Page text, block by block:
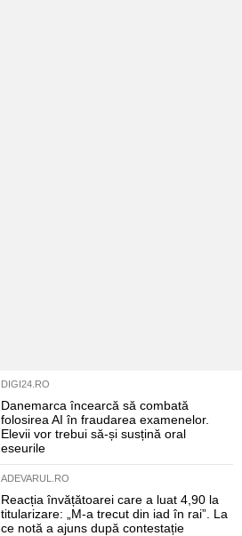
DIGI24.RO
Danemarca încearcă să combată
folosirea AI în fraudarea examenelor.
Elevii vor trebui să-și susțină oral
eseurile
ADEVARUL.RO
Reacția învățătoarei care a luat 4,90 la
titularizare: „M-a trecut din iad în rai”. La
ce notă a ajuns după contestație